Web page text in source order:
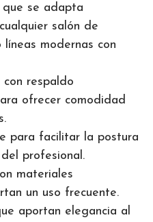
que se adapta
salón de
líneas modernas con
respaldo
ofrecer comodidad
para facilitar la postura
profesional.
materiales
un uso frecuente.
aportan elegancia al